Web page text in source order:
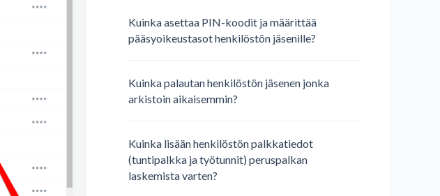
Kuinka asettaa PIN-koodit ja määrittää
pääsyoikeustasot henkilöstön jäsenille?
Kuinka palautan henkilöstön jäsenen jonka
arkistoin aikaisemmin?
Kuinka lisään henkilöstön palkkatiedot
(tuntipalkka ja työtunnit) peruspalkan
laskemista varten?